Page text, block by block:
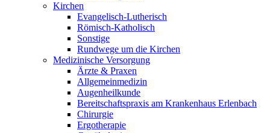
Kirchen
Evangelisch-Lutherisch
Römisch-Katholisch
Sonstige
Rundwege um die Kirchen
Medizinische Versorgung
Ärzte & Praxen
Allgemeinmedizin
Augenheilkunde
Bereitschaftspraxis am Krankenhaus Erlenbach
Chirurgie
Ergotherapie